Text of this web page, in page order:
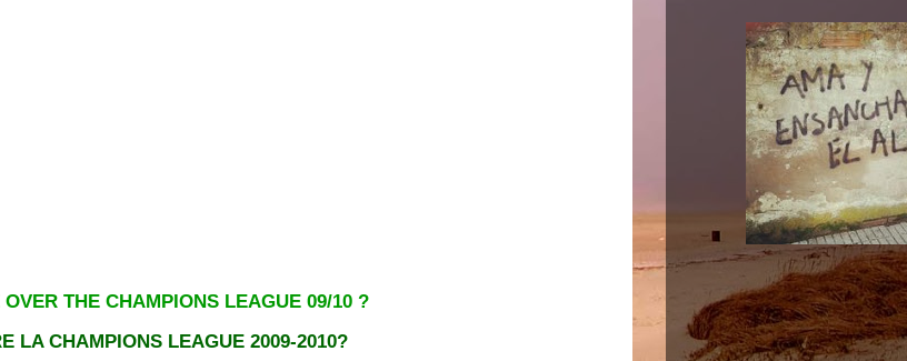
THE CHAMPIONS LEAGUE 09/10 ?
LA CHAMPIONS LEAGUE 2009-2010?